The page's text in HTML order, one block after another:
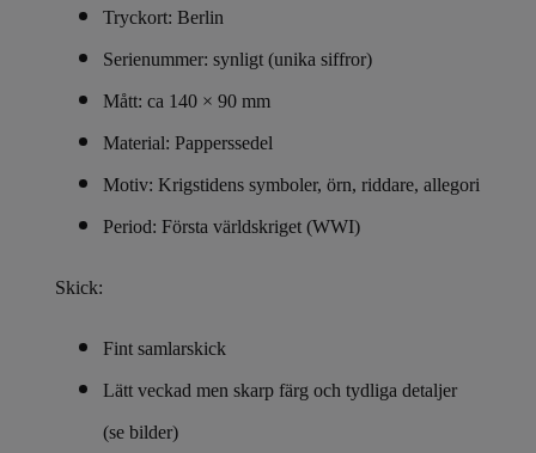
Tryckort: Berlin
Serienummer: synligt (unika siffror)
Mått: ca 140 × 90 mm
Material: Papperssedel
Motiv: Krigstidens symboler, örn, riddare, allegori
Period: Första världskriget (WWI)
Skick:
Fint samlarskick
Lätt veckad men skarp färg och tydliga detaljer
(se bilder)